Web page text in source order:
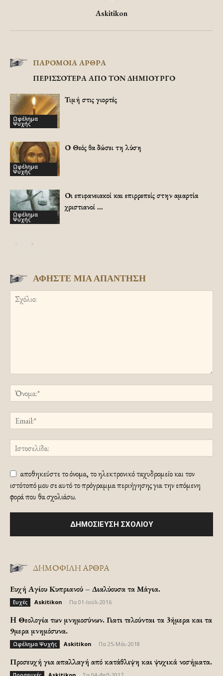
Askitikon
ΠΑΡΟΜΟΙΑ ΑΡΘΡΑ
ΠΕΡΙΣΣΟΤΕΡΑ ΑΠΟ ΤΟΝ ΔΗΜΙΟΥΡΓΟ
Ωφέλημα
Ψυχής
Τιμή στις γιορτές
Ωφέλημα
Ψυχής
Ο Θεός θα δώσει τη λύση
Ωφέλημα
Ψυχής
Οι επιφανειακοί και επιρρεπείς στην αμαρτία
χριστιανοί …
ΑΦΗΣΤΕ ΜΙΑ ΑΠΑΝΤΗΣΗ
αποθηκεύστε το όνομα, το ηλεκτρονικό ταχυδρομείο και τον
ιστότοπό μου σε αυτό το πρόγραμμα περιήγησης για την επόμενη
φορά που θα σχολιάσω.
ΔΗΜΟΦΙΛΗ ΑΡΘΡΑ
Ευχή Αγίου Κυπριανού – Διαλύουσα τα Μάγια.
Ευχές Askitikon Πα 01-Ιούλ-2016
H Θεολογία των μνημοσύνων. Γιατι τελούνται τα 3ήμερα και τα
9μερα μνημόσυνα.
Ωφέλημα Ψυχής Askitikon Πα 25-Μάι-2018
Προσευχή για απαλλαγή από κατάθλιψη και ψυχικά νοσήματα.